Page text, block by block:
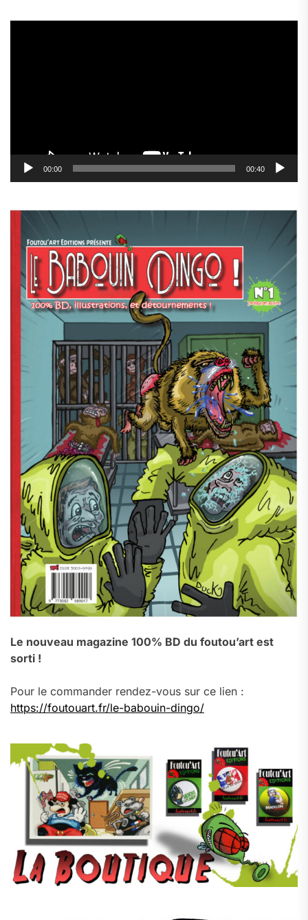
00:00 00:40
Le nouveau magazine 100% BD du foutou’art est
sorti !
Pour le commander rendez-vous sur ce lien :
https://foutouart.fr/le-babouin-dingo/